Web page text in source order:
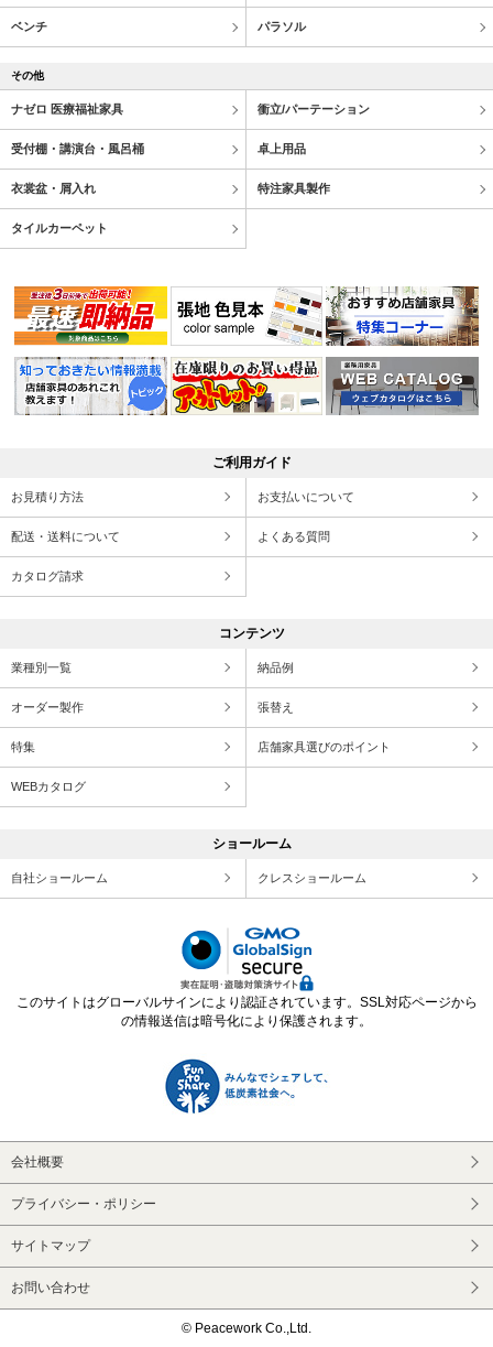
ベンチ パラソル
その他
ナゼロ 医療福祉家具 衝立/パーテーション
受付棚・講演台・風呂桶 卓上用品
衣裳盆・屑入れ 特注家具製作
タイルカーペット
ご利用ガイド
お見積り方法 お支払いについて
配送・送料について よくある質問
カタログ請求
コンテンツ
業種別一覧 納品例
オーダー製作 張替え
特集 店舗家具選びのポイント
WEBカタログ
ショールーム
自社ショールーム クレスショールーム
このサイトはグローバルサインにより認証されています。SSL対応ページから
の情報送信は暗号化により保護されます。
会社概要
プライバシー・ポリシー
サイトマップ
お問い合わせ
© Peacework Co.,Ltd.